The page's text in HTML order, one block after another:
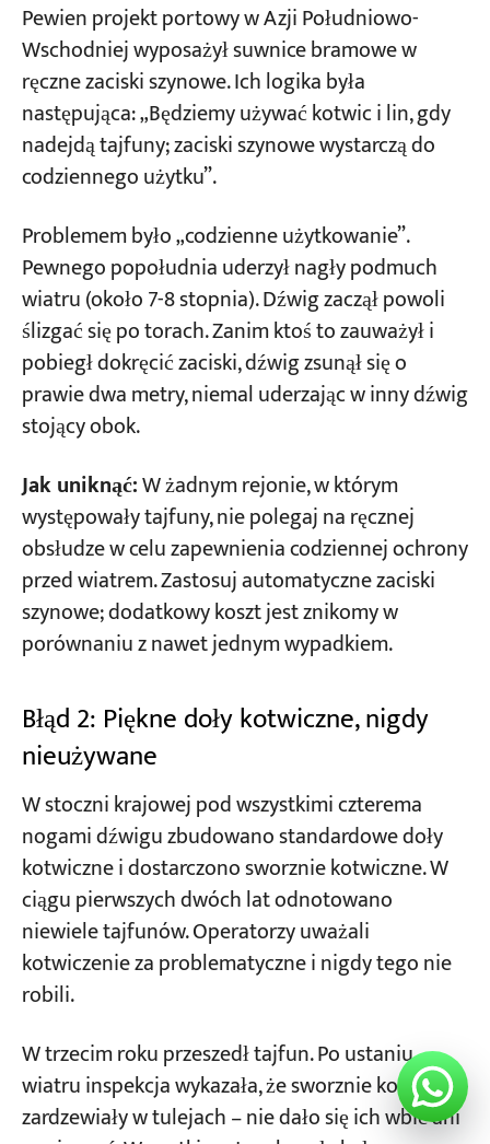
Pewien projekt portowy w Azji Południowo-
Wschodniej wyposażył suwnice bramowe w
ręczne zaciski szynowe. Ich logika była
następująca: „Będziemy używać kotwic i lin, gdy
nadejdą tajfuny; zaciski szynowe wystarczą do
codziennego użytku”.
Problemem było „codzienne użytkowanie”.
Pewnego popołudnia uderzył nagły podmuch
wiatru (około 7-8 stopnia). Dźwig zaczął powoli
ślizgać się po torach. Zanim ktoś to zauważył i
pobiegł dokręcić zaciski, dźwig zsunął się o
prawie dwa metry, niemal uderzając w inny dźwig
stojący obok.
Jak uniknąć:W żadnym rejonie, w którym
występowały tajfuny, nie polegaj na ręcznej
obsłudze w celu zapewnienia codziennej ochrony
przed wiatrem. Zastosuj automatyczne zaciski
szynowe; dodatkowy koszt jest znikomy w
porównaniu z nawet jednym wypadkiem.
Błąd 2: Piękne doły kotwiczne, nigdy
nieużywane
W stoczni krajowej pod wszystkimi czterema
nogami dźwigu zbudowano standardowe doły
kotwiczne i dostarczono sworznie kotwiczne. W
ciągu pierwszych dwóch lat odnotowano
niewiele tajfunów. Operatorzy uważali
kotwiczenie za problematyczne i nigdy tego nie
robili.
W trzecim roku przeszedł tajfun. Po ustaniu
wiatru inspekcja wykazała, że sworznie kotwiące
zardzewiały w tulejach – nie dało się ich wbić ani